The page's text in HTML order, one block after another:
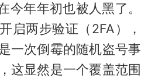
今年年初也被人黑了。
启两步验证（2FA），
一次倒霉的随机盗号事
这显然是一个覆盖范围